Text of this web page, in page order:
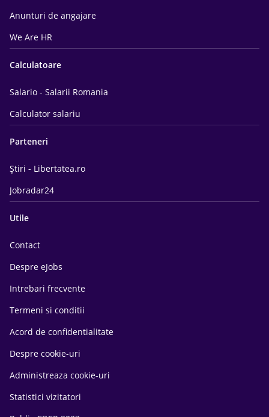
Anunturi de angajare
We Are HR
Calculatoare
Salario - Salarii Romania
Calculator salariu
Parteneri
Știri - Libertatea.ro
Jobradar24
Utile
Contact
Despre eJobs
Intrebari frecvente
Termeni si conditii
Acord de confidentialitate
Despre cookie-uri
Administreaza cookie-uri
Statistici vizitatori